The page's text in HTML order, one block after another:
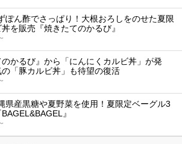
ぽん酢でさっぱり！大根おろしをのせた夏限
を販売『焼きたてのかるび』
のかるび』から「にんにくカルビ丼」が発
「豚カルビ丼」も待望の復活
県産黒糖や夏野菜を使用！夏限定ベーグル3
』